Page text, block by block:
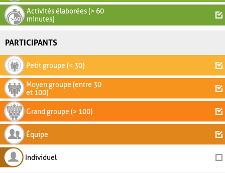
Activités élaborées (> 60
minutes)
PARTICIPANTS
Petit groupe (< 30)
Moyen groupe (entre 30
et 100)
Grand groupe (> 100)
Équipe
Individuel